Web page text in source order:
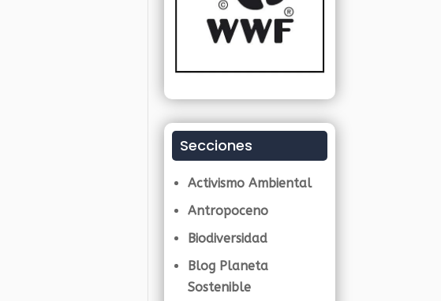
Secciones
Activismo Ambiental
Antropoceno
Biodiversidad
Blog Planeta
Sostenible